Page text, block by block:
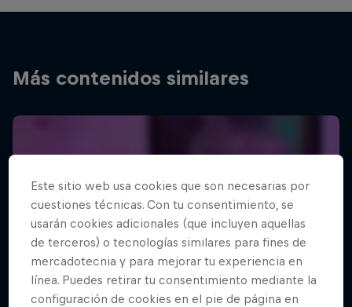
Más contenidos similares
Este sitio web usa cookies que son necesarias por
cuestiones técnicas. Con tu consentimiento, se
usarán cookies adicionales (que incluyen aquellas
de terceros) o tecnologías similares para fines de
mercadotecnia y para mejorar tu experiencia en
línea. Puedes retirar tu consentimiento mediante la
configuración de cookies en el pie de página en